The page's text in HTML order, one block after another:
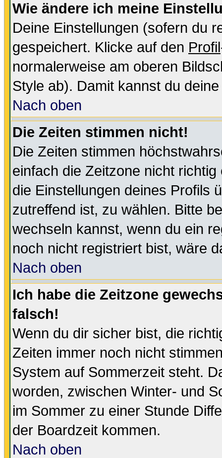
Wie ändere ich meine
Deine Einstellungen (sofern du
gespeichert. Klicke auf den Profil
normalerweise am oberen
Style ab). Damit kannst du
Nach oben
Die Zeiten stimmen nicht!
Die Zeiten stimmen
einfach die Zeitzone nicht
die Einstellungen deines Profils
zutreffend ist, zu wählen. Bitte
wechseln kannst, wenn du ein
noch nicht registriert bist, wäre
Nach oben
Ich habe die Zeitzone
falsch!
Wenn du dir sicher bist, die
Zeiten immer noch nicht
System auf Sommerzeit steht.
worden, zwischen Winter- und
im Sommer zu einer Stunde
der Boardzeit kommen.
Nach oben